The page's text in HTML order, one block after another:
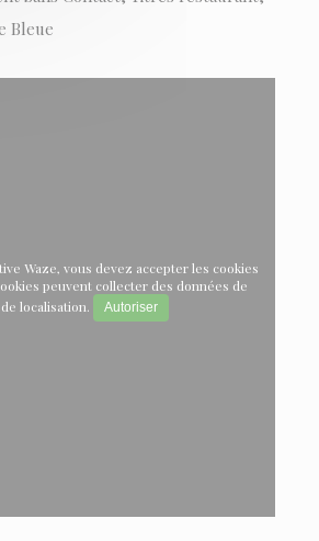
Bleue
Waze, vous devez accepter les cookies
peuvent collecter des données de
localisation.
Autoriser